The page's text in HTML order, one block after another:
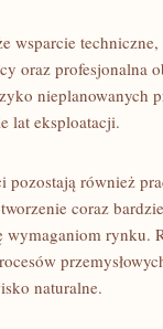
wsparcie
oraz profesjonalna
nieplanowanych
lat eksploatacji.
również
coraz
rynku.
naturalne.